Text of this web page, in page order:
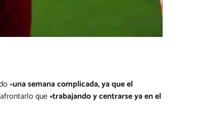
«una semana complicada, ya que el
que«trabajando y centrarse ya en el